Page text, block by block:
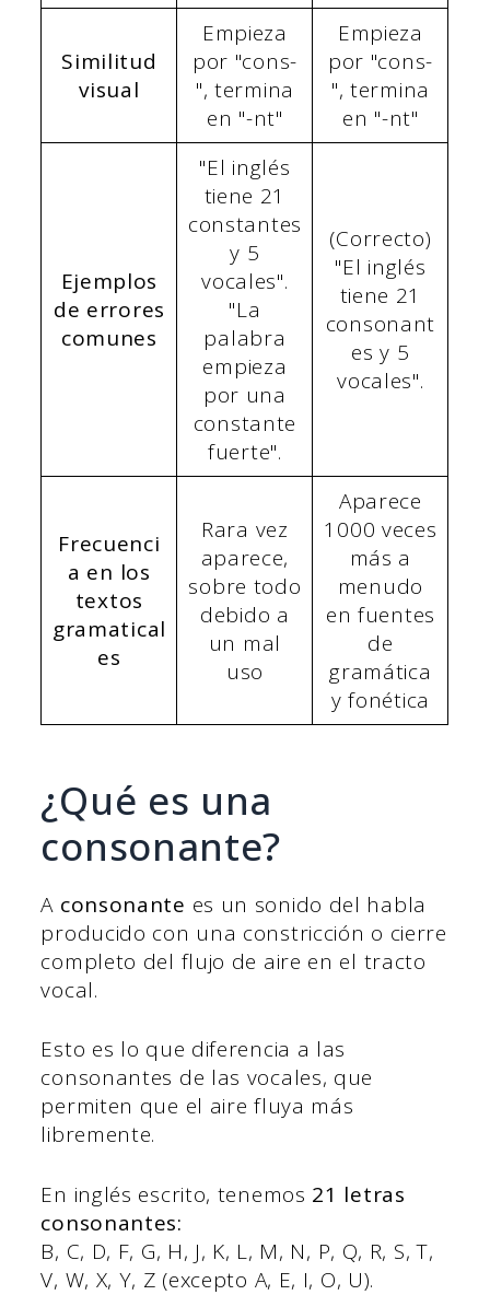
Similitud
visual
Empieza
por "cons-
", termina
en "-nt"
Empieza
por "cons-
", termina
en "-nt"
Ejemplos
de errores
comunes
"El inglés
tiene 21
constantes
y 5
vocales".
"La
palabra
empieza
por una
constante
fuerte".
(Correcto)
"El inglés
tiene 21
consonant
es y 5
vocales".
Frecuenci
a en los
textos
gramatical
es
Rara vez
aparece,
sobre todo
debido a
un mal
uso
Aparece
1000 veces
más a
menudo
en fuentes
de
gramática
y fonética
¿Qué es una
consonante?
A consonante es un sonido del habla
producido con una constricción o cierre
completo del flujo de aire en el tracto
vocal.
Esto es lo que diferencia a las
consonantes de las vocales, que
permiten que el aire fluya más
libremente.
En inglés escrito, tenemos 21 letras
consonantes:
B, C, D, F, G, H, J, K, L, M, N, P, Q, R, S, T,
V, W, X, Y, Z (excepto A, E, I, O, U).